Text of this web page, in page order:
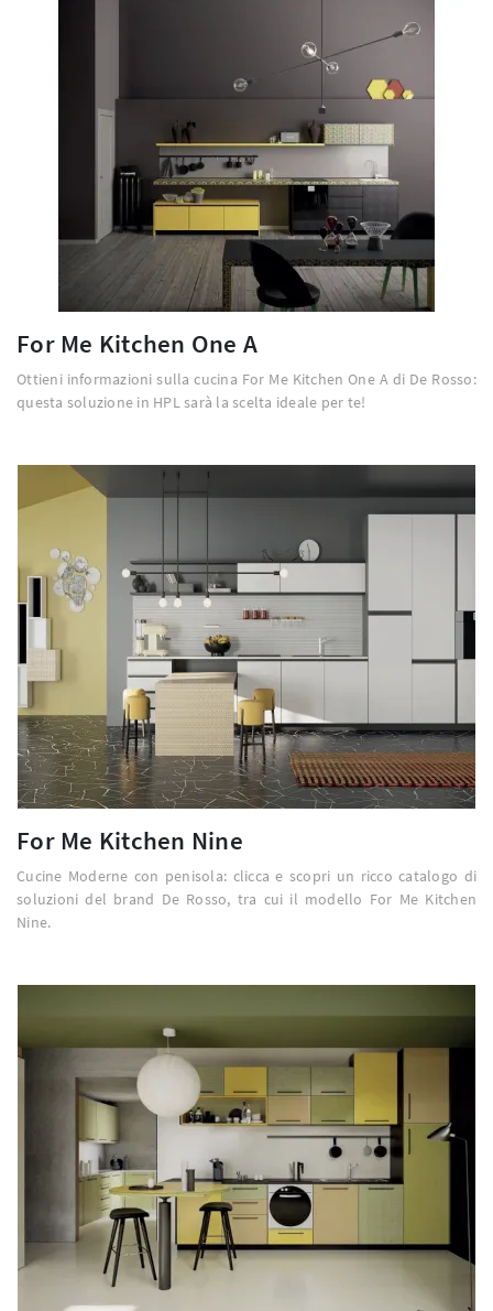
For Me Kitchen One A
Ottieni informazioni sulla cucina For Me Kitchen One A di De Rosso:
questa soluzione in HPL sarà la scelta ideale per te!
For Me Kitchen Nine
Cucine Moderne con penisola: clicca e scopri un ricco catalogo di
soluzioni del brand De Rosso, tra cui il modello For Me Kitchen
Nine.